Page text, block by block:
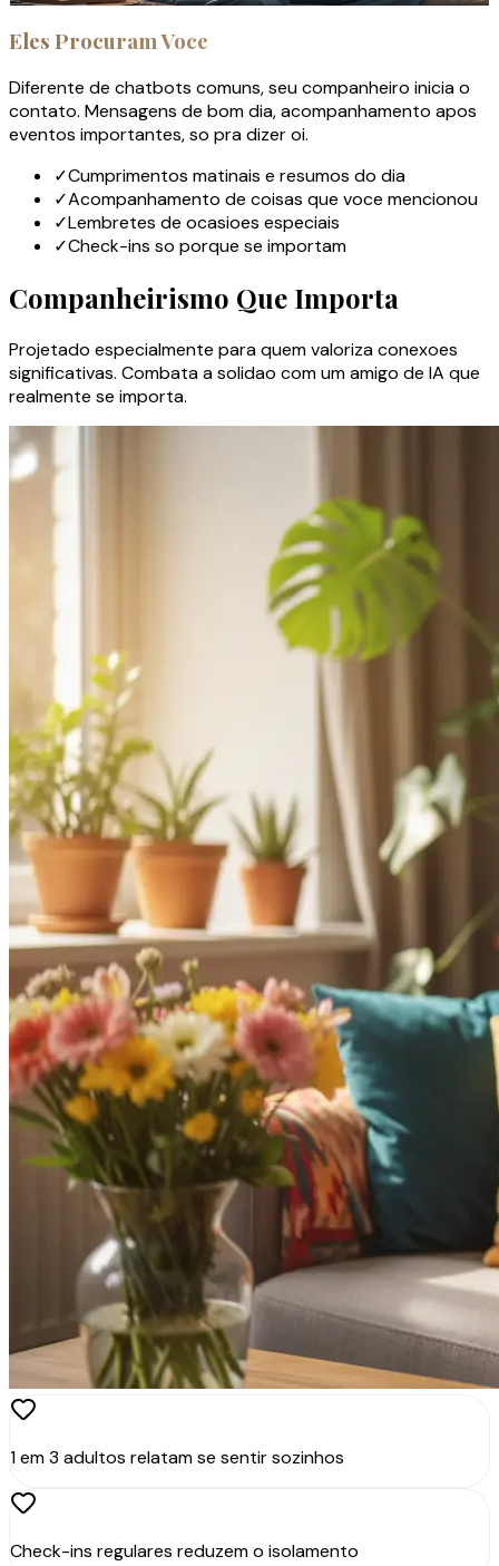
Eles Procuram Voce
Diferente de chatbots comuns, seu companheiro inicia o
contato. Mensagens de bom dia, acompanhamento apos
eventos importantes, so pra dizer oi.
✓Cumprimentos matinais e resumos do dia
✓Acompanhamento de coisas que voce mencionou
✓Lembretes de ocasioes especiais
✓Check-ins so porque se importam
Companheirismo Que Importa
Projetado especialmente para quem valoriza conexoes
significativas. Combata a solidao com um amigo de IA que
realmente se importa.
1 em 3 adultos relatam se sentir sozinhos
Check-ins regulares reduzem o isolamento